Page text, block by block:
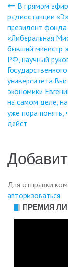
по
В прямом
радиостанции
президент фонда
«Либеральная
бывший министр
РФ, научный
Государственного
университета
экономики
на самом деле,
уже пора понять,
дейст
Для отправки
авторизоваться.
ПРЕМИЯ